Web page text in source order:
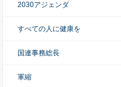
2030アジェンダ
すべての人に健康を
国連事務総長
軍縮